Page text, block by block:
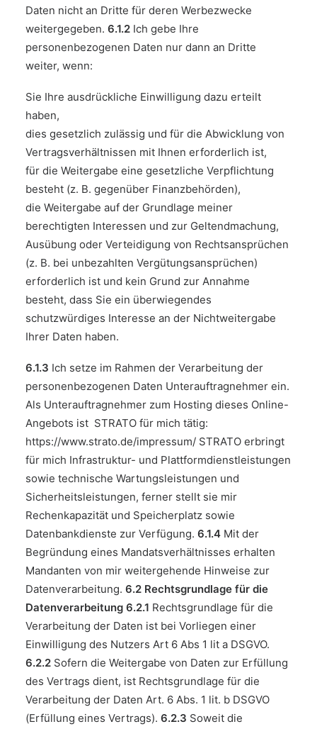
Daten nicht an Dritte für deren Werbezwecke
weitergegeben. 6.1.2 Ich gebe Ihre
personenbezogenen Daten nur dann an Dritte
weiter, wenn:
Sie Ihre ausdrückliche Einwilligung dazu erteilt
haben,
dies gesetzlich zulässig und für die Abwicklung von
Vertragsverhältnissen mit Ihnen erforderlich ist,
für die Weitergabe eine gesetzliche Verpflichtung
besteht (z. B. gegenüber Finanzbehörden),
die Weitergabe auf der Grundlage meiner
berechtigten Interessen und zur Geltendmachung,
Ausübung oder Verteidigung von Rechtsansprüchen
(z. B. bei unbezahlten Vergütungsansprüchen)
erforderlich ist und kein Grund zur Annahme
besteht, dass Sie ein überwiegendes
schutzwürdiges Interesse an der Nichtweitergabe
Ihrer Daten haben.
6.1.3 Ich setze im Rahmen der Verarbeitung der
personenbezogenen Daten Unterauftragnehmer ein.
Als Unterauftragnehmer zum Hosting dieses Online-
Angebots ist STRATO für mich tätig:
https://www.strato.de/impressum/ STRATO erbringt
für mich Infrastruktur- und Plattformdienstleistungen
sowie technische Wartungsleistungen und
Sicherheitsleistungen, ferner stellt sie mir
Rechenkapazität und Speicherplatz sowie
Datenbankdienste zur Verfügung. 6.1.4 Mit der
Begründung eines Mandatsverhältnisses erhalten
Mandanten von mir weitergehende Hinweise zur
Datenverarbeitung. 6.2 Rechtsgrundlage für die
Datenverarbeitung 6.2.1 Rechtsgrundlage für die
Verarbeitung der Daten ist bei Vorliegen einer
Einwilligung des Nutzers Art 6 Abs 1 lit a DSGVO.
6.2.2 Sofern die Weitergabe von Daten zur Erfüllung
des Vertrags dient, ist Rechtsgrundlage für die
Verarbeitung der Daten Art. 6 Abs. 1 lit. b DSGVO
(Erfüllung eines Vertrags). 6.2.3 Soweit die